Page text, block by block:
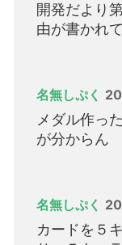
開発だより
由が書かれ
名無しぷく
メダル作っ
が分からん
名無しぷく
カードを５